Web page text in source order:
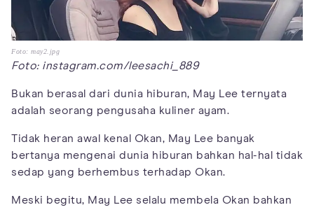
Foto: may2.jpg
Foto: instagram.com/leesachi_889
Bukan berasal dari dunia hiburan, May Lee ternyata
adalah seorang pengusaha kuliner ayam.
Tidak heran awal kenal Okan, May Lee banyak
bertanya mengenai dunia hiburan bahkan hal-hal tidak
sedap yang berhembus terhadap Okan.
Meski begitu, May Lee selalu membela Okan bahkan